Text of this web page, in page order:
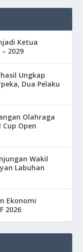
Ketua
– 2029
Ungkap
Dua Pelaku
Olahraga
Open
Wakil
Labuhan
Ekonomi
2026